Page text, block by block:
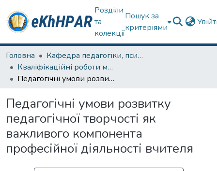
Розділи
та
колекції
Пошук за
критеріями
Головна
Кафедра педагогіки, психології, початкової освіти та освітнього менеджменту
Кваліфікаційні роботи магістрів
Педагогічні умови розвитку педагогічної творчості як важливого компонента професійної діяльності вчителя
Педагогічні умови розвитку
педагогічної творчості як
важливого компонента
професійної діяльності вчителя